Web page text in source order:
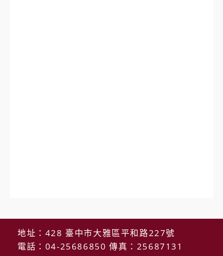
地址：428 臺中市大雅區平和路227號
電話：04-25686850 傳真：25687131